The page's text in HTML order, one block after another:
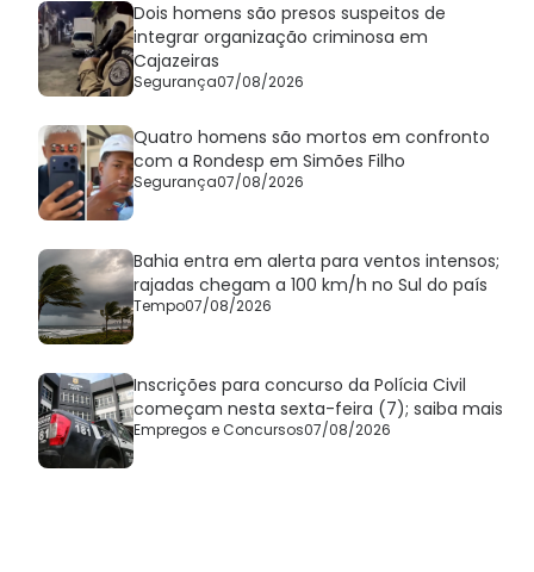
Dois homens são presos suspeitos de
integrar organização criminosa em
Cajazeiras
Segurança07/08/2026
Quatro homens são mortos em confronto
com a Rondesp em Simões Filho
Segurança07/08/2026
Bahia entra em alerta para ventos intensos;
rajadas chegam a 100 km/h no Sul do país
Tempo07/08/2026
Inscrições para concurso da Polícia Civil
começam nesta sexta-feira (7); saiba mais
Empregos e Concursos07/08/2026